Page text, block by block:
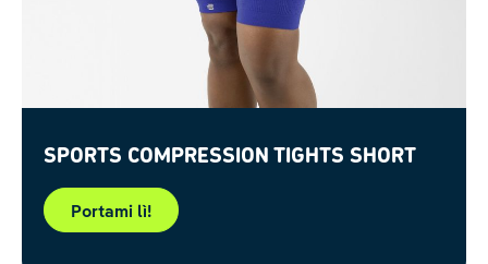
Sports Compression Tights Short
Portami lì!